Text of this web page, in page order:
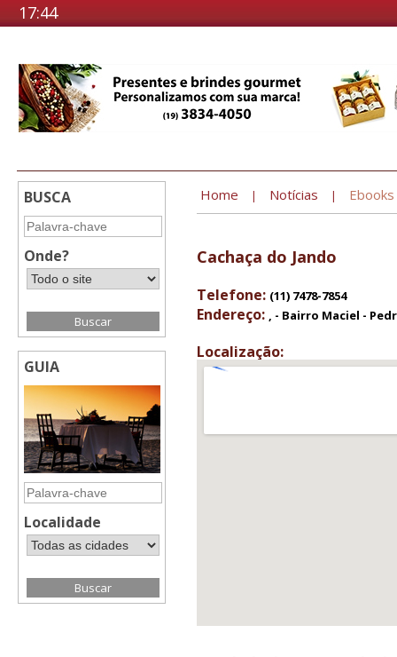
17:44
BUSCA
Onde?
GUIA
Localidade
Home | Notícias | Ebooks
Cachaça do Jando
Telefone: (11) 7478-7854
Endereço: , - Bairro Maciel -
Localização: